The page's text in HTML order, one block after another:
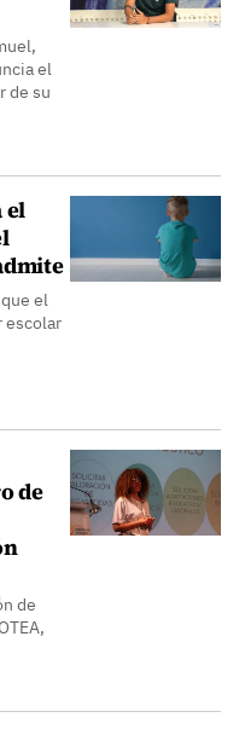
el
de su
el
el
escolar
de
de